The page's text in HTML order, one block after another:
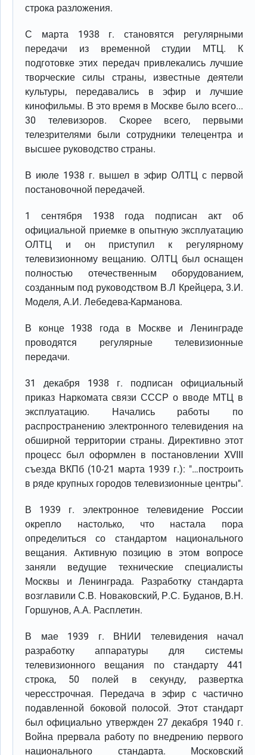
строка разложения.
С марта 1938 г. становятся регулярными
передачи из временной студии МТЦ. К
подготовке этих передач привлекались лучшие
творческие силы страны, известные деятели
культуры, передавались в эфир и лучшие
кинофильмы. В это время в Москве было всего...
30 телевизоров. Скорее всего, первыми
телезрителями были сотрудники телецентра и
высшее руководство страны.
В июле 1938 г. вышел в эфир ОЛТЦ с первой
постановочной передачей.
1 сентября 1938 года подписан акт об
официальной приемке в опытную эксплуатацию
ОЛТЦ и он приступил к регулярному
телевизионному вещанию. ОЛТЦ был оснащен
полностью отечественным оборудованием,
созданным под руководством В.Л Крейцера, 3.И.
Моделя, А.И. Лебедева-Карманова.
В конце 1938 года в Москве и Ленинграде
проводятся регулярные телевизионные
передачи.
31 декабря 1938 г. подписан официальный
приказ Наркомата связи СССР о вводе МТЦ в
эксплуатацию. Начались работы по
распространению электронного телевидения на
обширной территории страны. Директивно этот
процесс был оформлен в постановлении XVIII
съезда ВКПб (10-21 марта 1939 г.): "…построить
в ряде крупных городов телевизионные центры".
В 1939 г. электронное телевидение России
окрепло настолько, что настала пора
определиться со стандартом национального
вещания. Активную позицию в этом вопросе
заняли ведущие технические специалисты
Москвы и Ленинграда. Разработку стандарта
возглавили С.В. Новаковский, Р.С. Буданов, В.Н.
Горшунов, А.А. Расплетин.
В мае 1939 г. ВНИИ телевидения начал
разработку аппаратуры для системы
телевизионного вещания по стандарту 441
строка, 50 полей в секунду, развертка
чересстрочная. Передача в эфир с частично
подавленной боковой полосой. Этот стандарт
был официально утвержден 27 декабря 1940 г.
Война прервала работу по внедрению первого
национального стандарта. Московский